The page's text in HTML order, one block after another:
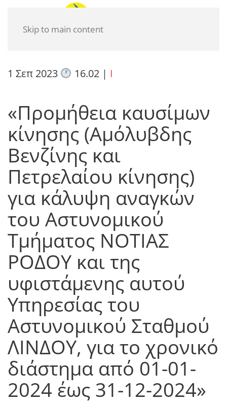
Skip to main content
1 Σεπ 2023 16.02| I
«Προμήθεια καυσίμων
κίνησης (Αμόλυβδης
Βενζίνης και
Πετρελαίου κίνησης)
για κάλυψη αναγκών
του Αστυνομικού
Τμήματος ΝΟΤΙΑΣ
ΡΟΔΟΥ και της
υφιστάμενης αυτού
Υπηρεσίας του
Αστυνομικού Σταθμού
ΛΙΝΔΟΥ, για το χρονικό
διάστημα από 01-01-
2024 έως 31-12-2024»